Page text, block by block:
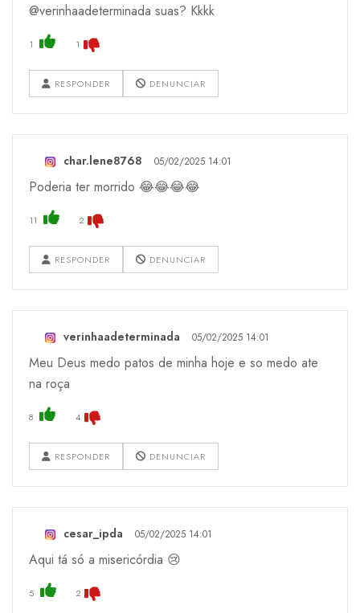
@verinhaadeterminada suas? Kkkk
1 1
RESPONDER DENUNCIAR
char.lene8768 05/02/2025 14:01
Poderia ter morrido 😂😂😂😂
11 2
RESPONDER DENUNCIAR
verinhaadeterminada 05/02/2025 14:01
Meu Deus medo patos de minha hoje e so medo ate
na roça
8 4
RESPONDER DENUNCIAR
cesar_ipda 05/02/2025 14:01
Aqui tá só a misericórdia 😢
5 2